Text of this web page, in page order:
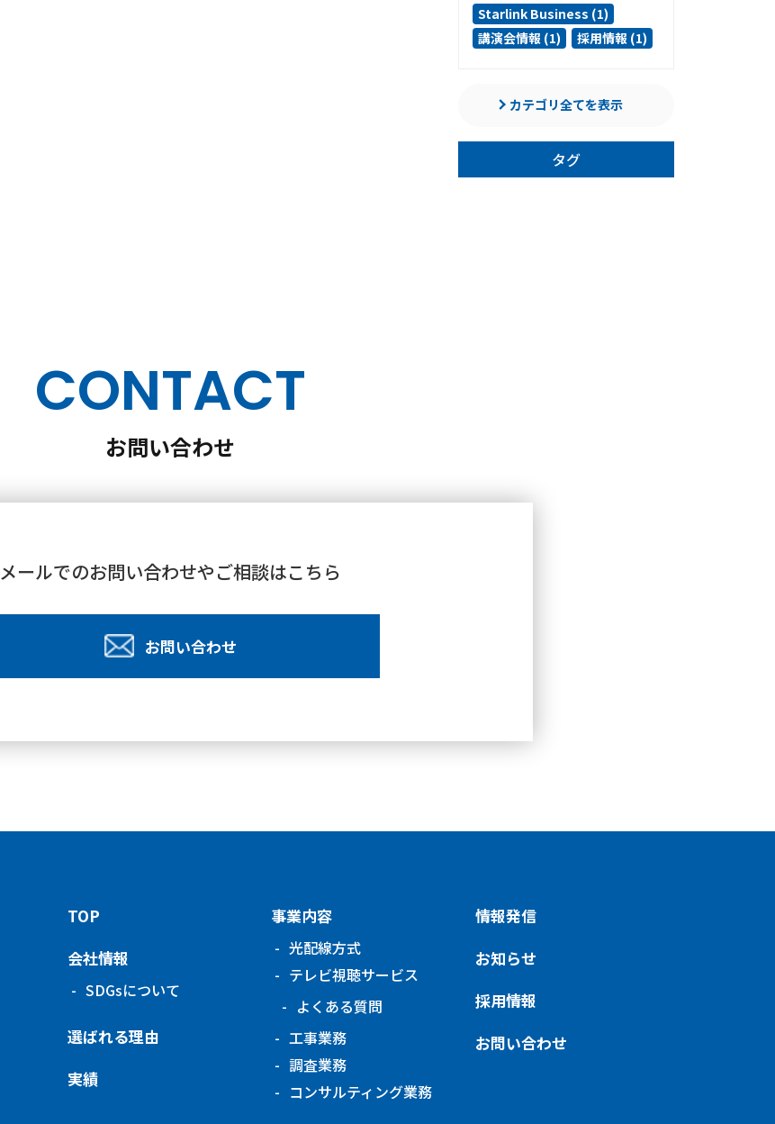
Starlink Business (1)
講演会情報 (1)
採用情報 (1)
カテゴリ全てを表示
タグ
CONTACT
お問い合わせ
メールでのお問い合わせやご相談はこちら
お問い合わせ
TOP
会社情報
SDGsについて
選ばれる理由
実績
事業内容
光配線方式
テレビ視聴サービス
よくある質問
工事業務
調査業務
コンサルティング業務
情報発信
お知らせ
採用情報
お問い合わせ